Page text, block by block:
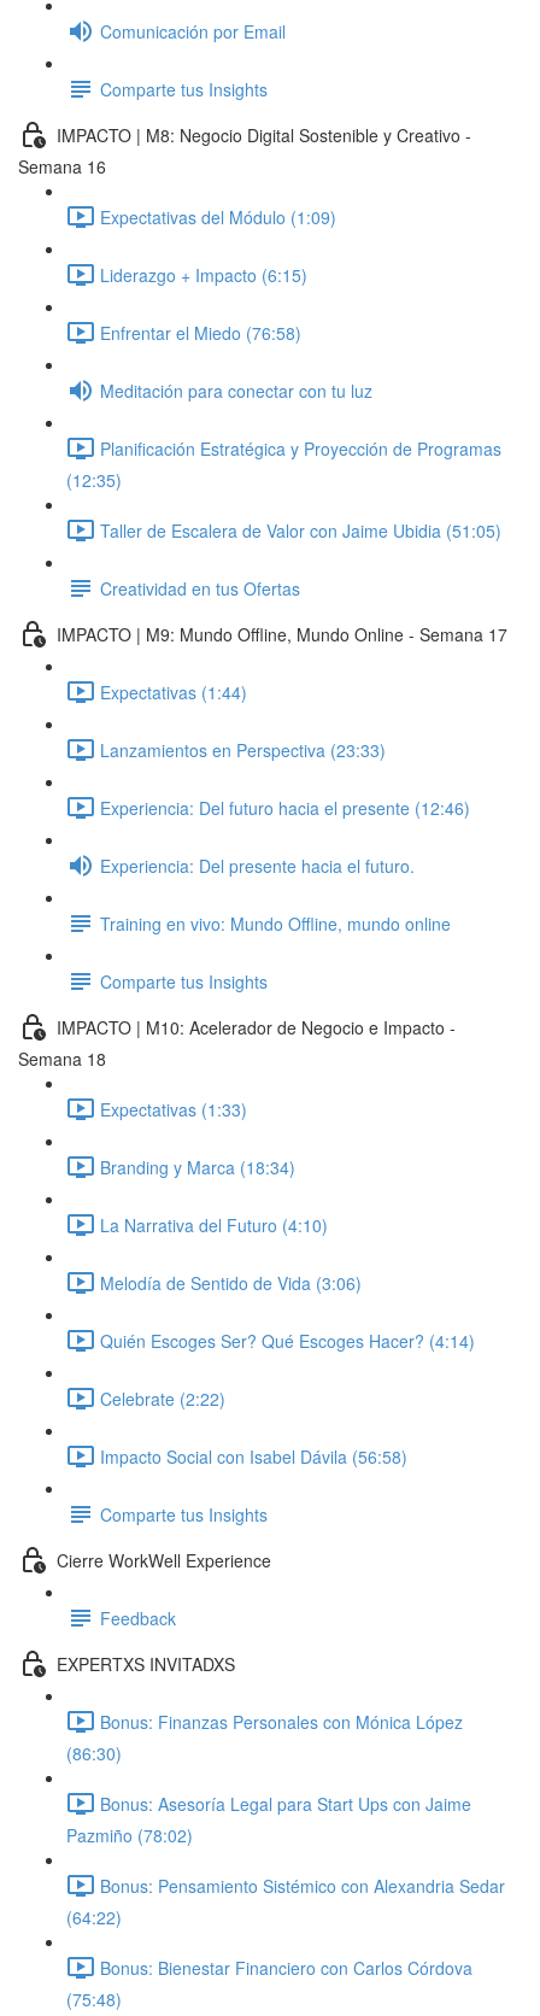
Comunicación por Email
Comparte tus Insights
IMPACTO | M8: Negocio Digital Sostenible y Creativo -
Semana 16
Expectativas del Módulo (1:09)
Liderazgo + Impacto (6:15)
Enfrentar el Miedo (76:58)
Meditación para conectar con tu luz
Planificación Estratégica y Proyección de Programas
(12:35)
Taller de Escalera de Valor con Jaime Ubidia (51:05)
Creatividad en tus Ofertas
IMPACTO | M9: Mundo Offline, Mundo Online - Semana 17
Expectativas (1:44)
Lanzamientos en Perspectiva (23:33)
Experiencia: Del futuro hacia el presente (12:46)
Experiencia: Del presente hacia el futuro.
Training en vivo: Mundo Offline, mundo online
Comparte tus Insights
IMPACTO | M10: Acelerador de Negocio e Impacto -
Semana 18
Expectativas (1:33)
Branding y Marca (18:34)
La Narrativa del Futuro (4:10)
Melodía de Sentido de Vida (3:06)
Quién Escoges Ser? Qué Escoges Hacer? (4:14)
Celebrate (2:22)
Impacto Social con Isabel Dávila (56:58)
Comparte tus Insights
Cierre WorkWell Experience
Feedback
EXPERTXS INVITADXS
Bonus: Finanzas Personales con Mónica López
(86:30)
Bonus: Asesoría Legal para Start Ups con Jaime
Pazmiño (78:02)
Bonus: Pensamiento Sistémico con Alexandria Sedar
(64:22)
Bonus: Bienestar Financiero con Carlos Córdova
(75:48)